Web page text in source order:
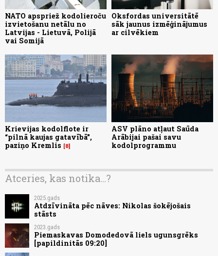
NATO apspriež kodolieroču
izvietošanu netālu no
Latvijas - Lietuvā, Polijā
vai Somijā
Oksfordas universitātē
sāk jaunus izmēģinājumus
ar cilvēkiem
Krievijas kodolflote ir
“pilnā kaujas gatavībā”,
paziņo Kremlis
8
ASV plāno atļaut Saūda
Arābijai pašai savu
kodolprogrammu
Atceries, kas notika...?
2025.gads
Atdzīvināta pēc nāves: Nikolas šokējošais
stāsts
2023.gads
Piemaskavas Domodedovā liels ugunsgrēks
[papildinitās 09:20]